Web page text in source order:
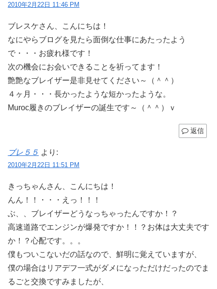
2010年2月22日 11:46 PM
ブレスケさん、こんにちは！
なにやらブログを見たら面倒な仕事にあたったよう
で・・・お疲れ様です！
次の機会にお会いできることを祈ってます！
艶艶なブレイザー是非見せてください～（＾＾）
４ヶ月・・・長かったような短かったような。
Muroc履きのブレイザーの誕生です～（＾＾）ｖ
返信
ブレ５５ より:
2010年2月22日 11:51 PM
きっちゃんさん、こんにちは！
んん！！・・・えっ！！！
ぶ、、ブレイザーどうなっちゃったんですか！？
高速道路でエンジンが爆発ですか！！？お体は大丈夫です
か！？心配です。。。
僕もついこないだの話なので、鮮明に覚えていますが、
僕の場合はリアデフ一式がダメになっただけだったのでま
るごと交換ですみましたが、